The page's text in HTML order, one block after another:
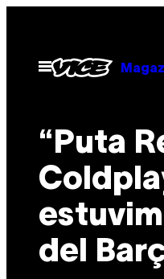
contenido
Abrir
Menú
“Puta
del